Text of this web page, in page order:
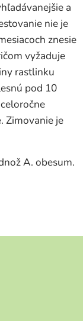
a
nie je
znesie
vyžaduje
rastlinku
pod 10
Zimovanie je
A. obesum.